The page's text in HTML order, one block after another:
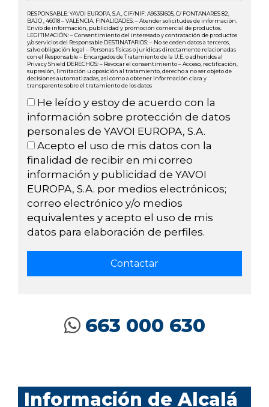
RESPONSABLE: YAVOI EUROPA, S.A., CIF/NIF: A96361605, C/ FONTANARES 82,
BAJO , 46018 – VALENCIA. FINALIDADES: – Atender solicitudes de información.
Envío de información, publicidad y promoción comercial de productos.
LEGITIMACIÓN: – Consentimiento del interesado y contratación de productos
y/o servicios del Responsable DESTINATARIOS: – No se ceden datos a terceros,
salvo obligación legal – Personas físicas o jurídicas directamente relacionadas
con el Responsable – Encargados de Tratamiento de la U.E. o adheridos al
Privacy Shield DERECHOS: – Revocar el consentimiento – Acceso, rectificación,
supresión, limitación u oposición al tratamiento, derecho a no ser objeto de
decisiones automatizadas, así como a obtener información clara y
transparente sobre el tratamiento de los datos
He leído y estoy de acuerdo con la
información sobre protección de datos
personales de YAVOI EUROPA, S.A.
Acepto el uso de mis datos con la
finalidad de recibir en mi correo
información y publicidad de YAVOI
EUROPA, S.A. por medios electrónicos;
correo electrónico y/o medios
equivalentes y acepto el uso de mis
datos para elaboración de perfiles.
663 000 630
Información de Alcalá